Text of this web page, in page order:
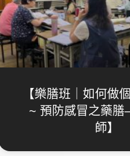
【樂膳班｜如何做
~ 預防感冒之藥
師】